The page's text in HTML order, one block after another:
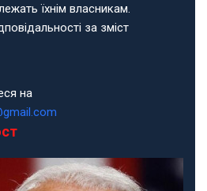
їхнім власникам.
за зміст
на